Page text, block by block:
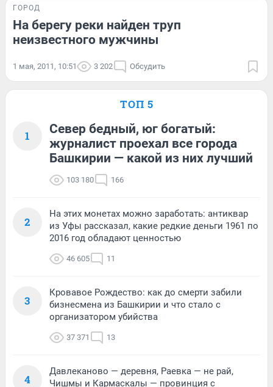
ГОРОД
На берегу реки найден труп
неизвестного мужчины
1 мая, 2011, 10:51 3 202 Обсудить
ТОП 5
1
Север бедный, юг богатый:
журналист проехал все города
Башкирии — какой из них лучший
103 180 166
2
На этих монетах можно заработать: антиквар
из Уфы рассказал, какие редкие деньги 1961 по
2016 год обладают ценностью
46 605 11
3
Кровавое Рождество: как до смерти забили
бизнесмена из Башкирии и что стало с
организатором убийства
37 371 13
4
Давлеканово — деревня, Раевка — не рай,
Чишмы и Кармаскалы — провинция с